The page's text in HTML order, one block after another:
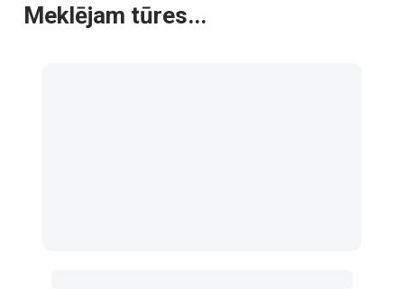
Meklējam tūres...